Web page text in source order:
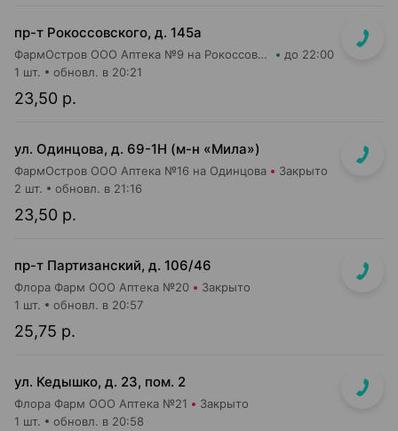
пр-т Рокоссовского, д. 145а
ФармОстров ООО Аптека №9 на Рокоссовского до 22:00
23,50 р.
1 шт. обновл. в 20:21
ул. Одинцова, д. 69-1Н (м-н «Мила»)
ФармОстров ООО Аптека №16 на Одинцова Закрыто
23,50 р.
2 шт. обновл. в 21:16
пр-т Партизанский, д. 106/46
Флора Фарм ООО Аптека №20 Закрыто
25,75 р.
1 шт. обновл. в 20:57
ул. Кедышко, д. 23, пом. 2
Флора Фарм ООО Аптека №21 Закрыто
1 шт. обновл. в 20:58